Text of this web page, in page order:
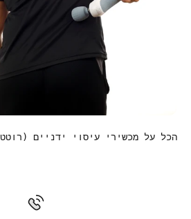
הכל על מכשירי עיסוי ידניים